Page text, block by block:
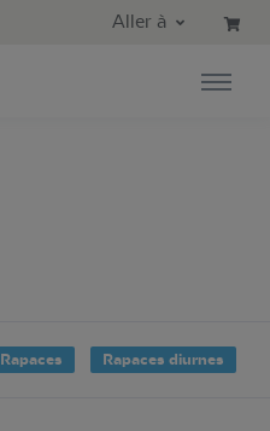
Aller au menu principal
Aller à
Rapaces Rapaces diurnes